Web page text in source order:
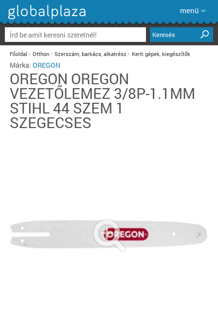
menü
Keresés
Főoldal Otthon Szerszám, barkács, alkatrész Kerti gépek, kiegészítők
Márka: OREGON
OREGON OREGON
VEZETŐLEMEZ 3/8P-1.1MM
STIHL 44 SZEM 1
SZEGECSES